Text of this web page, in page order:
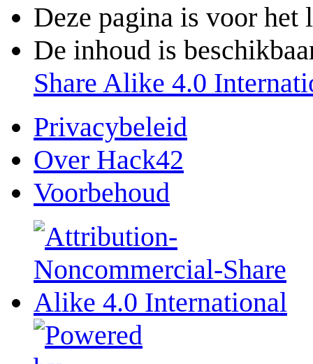
Deze pagina is voor het
De inhoud is
Share Alike 4.0
Privacybeleid
Over Hack42
Voorbehoud